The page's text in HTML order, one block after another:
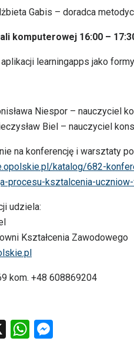
Gabis – doradca
komputerowej 16:00 –
learningapps jako
Niespor – nauczyciel
Biel – nauczyciel
na konferencję i warsztaty
katalog/682-
procesu-ksztalcenia-
udziela:
Kształcenia Zawodowego
kom. +48 608869204
X
W